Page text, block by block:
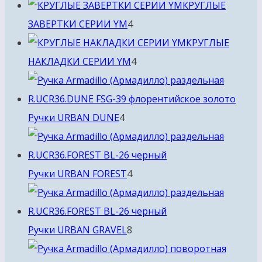
товара
КРУГЛЫЕ
ЗАВЕРТКИ СЕРИИ YM44
товара
КРУГЛЫЕ
НАКЛАДКИ СЕРИИ YM44
товара
Ручки URBAN DUNE44
товара
Ручки URBAN FOREST44
товара
Ручки URBAN GRAVEL8
товаров